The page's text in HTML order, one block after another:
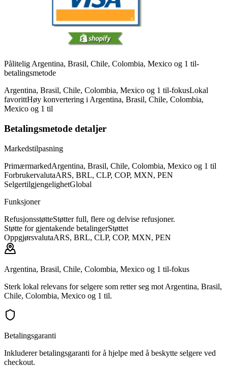
Pålitelig Argentina, Brasil, Chile, Colombia, Mexico og 1 til-
betalingsmetode
Argentina, Brasil, Chile, Colombia, Mexico og 1 til-fokusLokal
favorittHøy konvertering i Argentina, Brasil, Chile, Colombia,
Mexico og 1 til
Betalingsmetode detaljer
Markedstilpasning
PrimærmarkedArgentina, Brasil, Chile, Colombia, Mexico og 1 til
ForbrukervalutaARS, BRL, CLP, COP, MXN, PEN
SelgertilgjengelighetGlobal
Funksjoner
RefusjonsstøtteStøtter full, flere og delvise refusjoner.
Støtte for gjentakende betalingerStøttet
OppgjørsvalutaARS, BRL, CLP, COP, MXN, PEN
Argentina, Brasil, Chile, Colombia, Mexico og 1 til-fokus
Sterk lokal relevans for selgere som retter seg mot Argentina, Brasil,
Chile, Colombia, Mexico og 1 til.
Betalingsgaranti
Inkluderer betalingsgaranti for å hjelpe med å beskytte selgere ved
checkout.